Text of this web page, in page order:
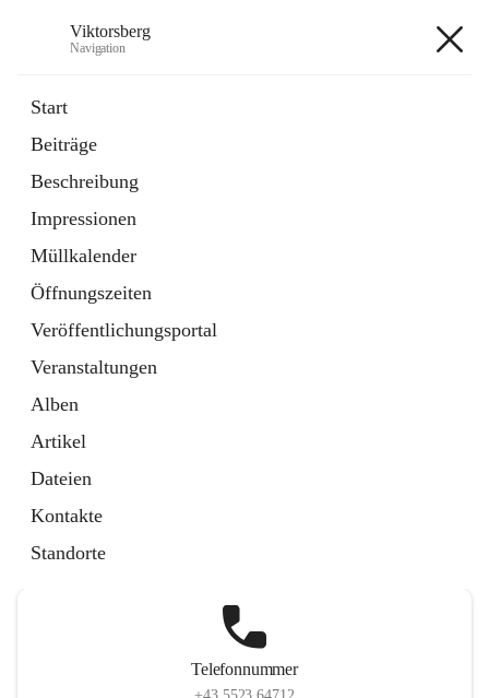
Viktorsberg
Navigation
Start
Beiträge
Beschreibung
Impressionen
Müllkalender
Öffnungszeiten
Veröffentlichungsportal
Veranstaltungen
Alben
Artikel
Dateien
Kontakte
Standorte
1 Schnellzugriff
Bürgerservice
10 Schnellzugriffe
Telefonnummer